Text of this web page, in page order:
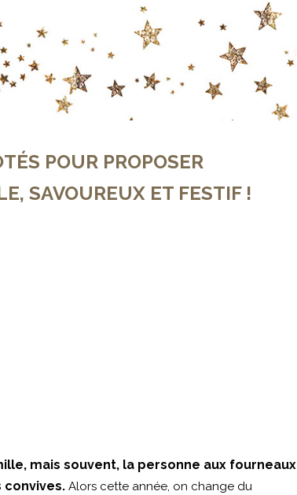
POUR PROPOSER
SAVOUREUX ET FESTIF !
mais souvent, la personne aux fourneaux
convives. Alors cette année, on change du